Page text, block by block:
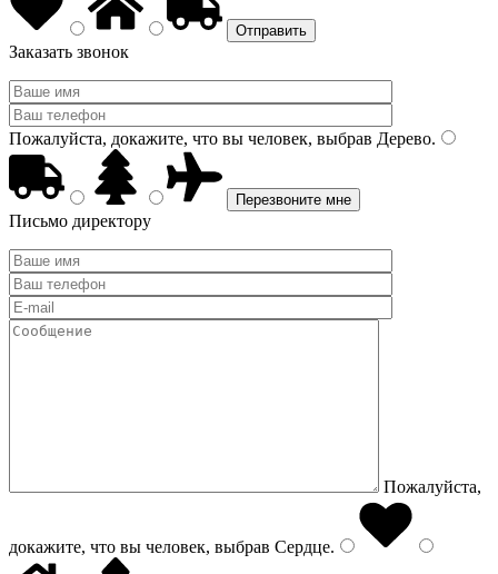
Заказать звонок
Пожалуйста, докажите, что вы человек, выбрав Дерево.
Письмо директору
Пожалуйста,
докажите, что вы человек, выбрав Сердце.